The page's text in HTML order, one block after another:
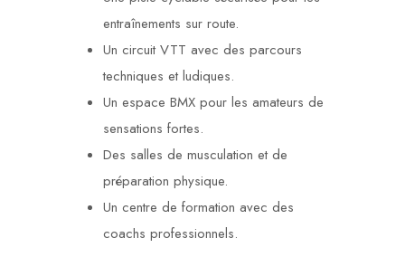
entraînements sur route.
Un circuit VTT avec des parcours
techniques et ludiques.
Un espace BMX pour les amateurs de
sensations fortes.
Des salles de musculation et de
préparation physique.
Un centre de formation avec des
coachs professionnels.